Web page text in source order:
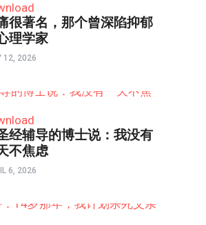
很著名，那个曾深陷抑郁
理学家
12, 2026
经辅导的博士说：我没有
不焦虑
6, 2026